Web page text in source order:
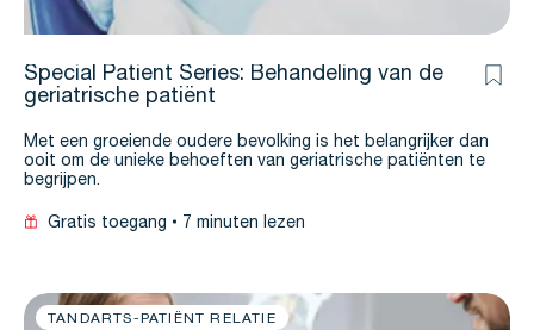
Special Patient Series: Behandeling van de
geriatrische patiënt
Met een groeiende oudere bevolking is het belangrijker dan
ooit om de unieke behoeften van geriatrische patiënten te
begrijpen.
Gratis toegang 7 minuten lezen
TANDARTS-PATIËNT RELATIE